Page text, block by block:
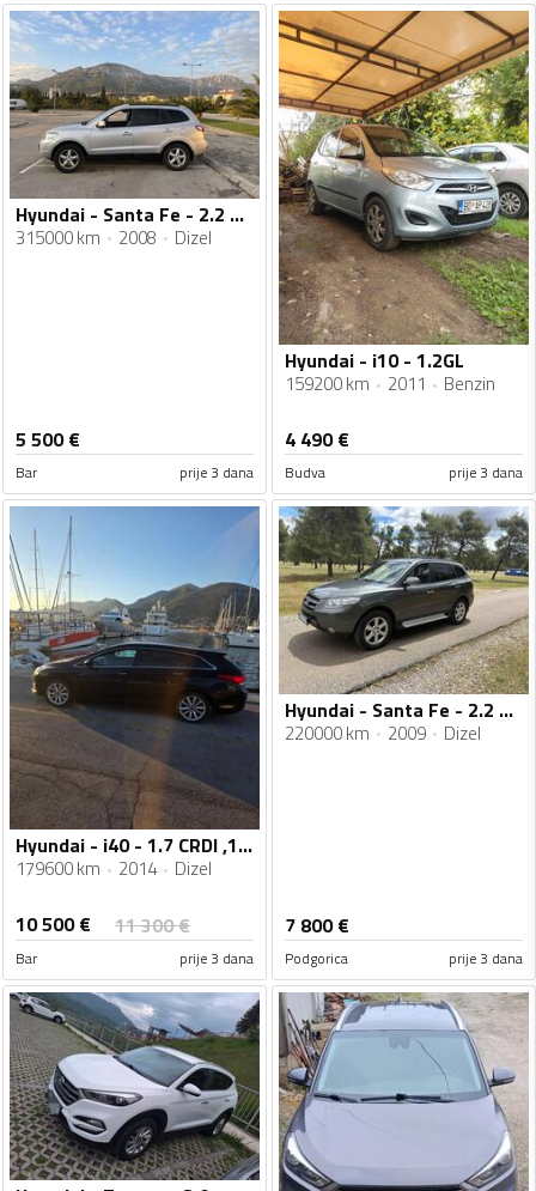
Hyundai - Santa Fe - 2.2 CRDI
315000 km 2008 Dizel
5 500€
Bar prije 3 dana
Hyundai - i10 - 1.2GL
159200 km 2011 Benzin
4 490€
Budva prije 3 dana
Hyundai - i40 - 1.7 CRDI ,100 KW
179600 km 2014 Dizel
10 500€ 11 300€
Bar prije 3 dana
Hyundai - Santa Fe - 2.2 CRDI
220000 km 2009 Dizel
7 800€
Podgorica prije 3 dana